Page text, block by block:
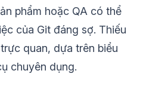
phẩm hoặc QA có thể
của Git đáng sợ. Thiếu
quan, dựa trên biểu
chuyên dụng.